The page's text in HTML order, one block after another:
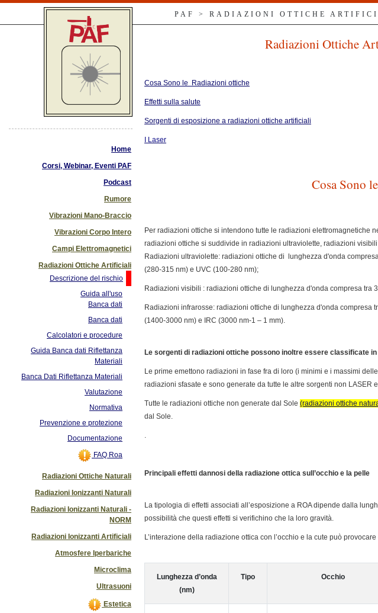
PAF > RADIAZIONI OTTICHE
Home
Corsi, Webinar, Eventi PAF
Podcast
Rumore
Vibrazioni Mano-Braccio
Vibrazioni Corpo Intero
Campi Elettromagnetici
Radiazioni Ottiche Artificiali
Descrizione del rischio
Guida all'uso
Banca dati
Banca dati
Calcolatori e procedure
Guida Banca dati Riflettanza
Materiali
Banca Dati Riflettanza Materiali
Valutazione
Normativa
Prevenzione e protezione
Documentazione
FAQ Roa
Radiazioni Ottiche Naturali
Radiazioni Ionizzanti Naturali
Radiazioni Ionizzanti Naturali -
NORM
Radiazioni Ionizzanti Artificiali
Atmosfere Iperbariche
Microclima
Ultrasuoni
Estetica
Radiazioni Ottiche
Cosa Sono le Radiazioni ottiche
Effetti sulla salute
Sorgenti di esposizione a radiazioni ottiche artificiali
I Laser
Cosa Sono
Per radiazioni ottiche si intendono tutte le radiazioni elettromagnetiche
radiazioni ottiche si suddivide in radiazioni ultraviolette, radiazioni
Radiazioni ultraviolette: radiazioni ottiche di lunghezza d'onda
(280-315 nm) e UVC (100-280 nm);
Radiazioni visibili : radiazioni ottiche di lunghezza d'onda compresa tra
Radiazioni infrarosse: radiazioni ottiche di lunghezza d'onda compresa
(1400-3000 nm) e IRC (3000 nm-1 – 1 mm).
Le sorgenti di radiazioni ottiche possono inoltre essere classificate
Le prime emettono radiazioni in fase fra di loro (i minimi e i massimi
radiazioni sfasate e sono generate da tutte le altre sorgenti non LASER
Tutte le radiazioni ottiche non generate dal Sole (radiazioni ottiche
dal Sole.
.
Principali effetti dannosi della radiazione ottica sull’occhio e la pelle
La tipologia di effetti associati all’esposizione a ROA dipende dalla
possibilità che questi effetti si verifichino che la loro gravità.
L’interazione della radiazione ottica con l’occhio e la cute può
Lunghezza d’onda
(nm)
Tipo Occhio